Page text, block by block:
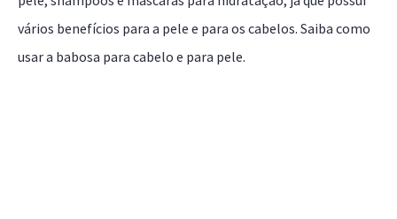
vários benefícios para a pele e para os cabelos. Saiba como
usar a babosa para cabelo e para pele.